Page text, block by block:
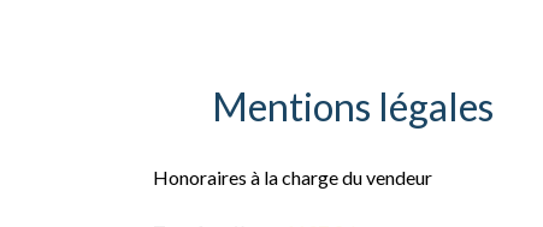
Mentions légales
Honoraires à la charge du vendeur